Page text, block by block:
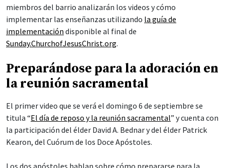
miembros del barrio analizarán los videos y cómo
implementar las enseñanzas utilizando la guía de
implementación disponible al final de
Sunday.ChurchofJesusChrist.org.
Preparándose para la adoración en
la reunión sacramental
El primer video que se verá el domingo 6 de septiembre se
titula “El día de reposo y la reunión sacramental” y cuenta con
la participación del élder David A. Bednar y del élder Patrick
Kearon, del Cuórum de los Doce Apóstoles.
Los dos apóstoles hablan sobre cómo prepararse para la